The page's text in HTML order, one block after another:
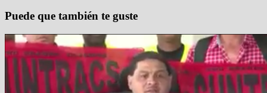
Puede que también te guste